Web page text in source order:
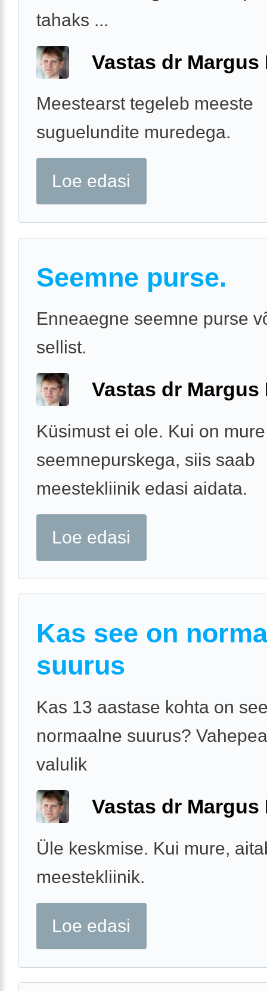
tahaks ...
Vastas dr Margus
Meestearst tegeleb meeste
suguelundite muredega.
Loe edasi
Seemne purse.
Enneaegne seemne purse
sellist.
Vastas dr Margus
Küsimust ei ole. Kui on
seemnepurskega, siis saab
meestekliinik edasi aidata.
Loe edasi
Kas see on
suurus
Kas 13 aastase kohta on
normaalne suurus?
valulik
Vastas dr Margus
Üle keskmise. Kui mure,
meestekliinik.
Loe edasi